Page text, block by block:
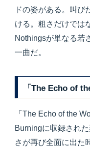
ドの姿がある。叫び
ける。粗さだけでは
Nothingsが単なる若
一曲だ。
「The Echo of
「The Echo of the
Burningに収録され
さが再び全面に出た